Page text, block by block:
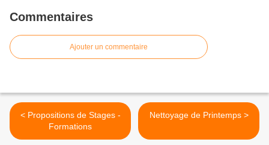
Commentaires
Ajouter un commentaire
< Propositions de Stages -
Formations
Nettoyage de Printemps >